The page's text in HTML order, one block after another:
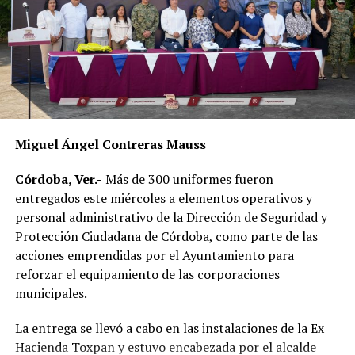
familias a buscar alternativas para cubrir sus
necesidades diarias.
Dulce María Alducin Vallejo, habitante de la comunidad,
explicó que la petición fue presentada ante las
autoridades municipales y que, tras las gestiones
realizadas en conjunto con Hidrosistema, fue posible
concretar la obra que hoy permite mejorar el
Además de incrementar la capacidad de conducción, la
nueva infraestructura incorpora válvulas y materiales de
mayor resistencia, lo que permitirá mantener una mejor
operación del sistema y disminuir las afectaciones
derivadas de fallas en la red.
Con esta ampliación, las autoridades municipales buscan
fortalecer la infraestructura hidráulica en las
comunidades rurales y mejorar el acceso al agua potable
Miguel Ángel Contreras Mauss
Córdoba, Ver.- Más de 300 uniformes fueron
entregados este miércoles a elementos operativos y
personal administrativo de la Dirección de Seguridad y
Protección Ciudadana de Córdoba, como parte de las
acciones emprendidas por el Ayuntamiento para
reforzar el equipamiento de las corporaciones
municipales.
La entrega se llevó a cabo en las instalaciones de la Ex
Hacienda Toxpan y estuvo encabezada por el alcalde